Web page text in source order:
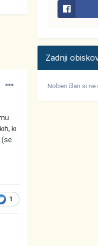
ki
(se
1
Zadnji
Noben član si ne